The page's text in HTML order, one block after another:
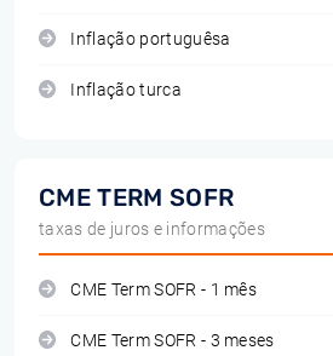
Inflação portuguêsa
Inflação turca
CME TERM SOFR
taxas de juros e informações
CME Term SOFR - 1 mês
CME Term SOFR - 3 meses